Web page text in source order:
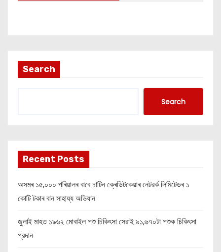
Search
Search
Recent Posts
অসমৰ ১৫,০০০ পৰিয়ালৰ বাবে চাটিন ক্ৰেডিটকেয়াৰ নেটৱৰ্ক লিমিটেডৰ ১
কোটি টকাৰ বান সাহায্য অভিযান
জুলাই মাহত ১৯৬২ মোবাইল পশু চিকিৎসা সেৱাই ৯১,৬৭০টা পশুক চিকিৎসা
প্রদান